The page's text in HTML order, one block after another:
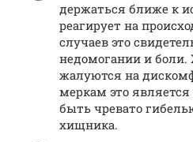
держаться ближе к
реагирует на
случаев это
недомогании и
жалуются на
меркам это
быть чревато
хищника.